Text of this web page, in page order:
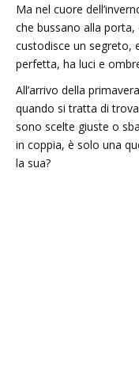
Ma nel cuore
che bussano alla
custodisce un segreto,
perfetta, ha luci e
All’arrivo della
quando si tratta di
sono scelte giuste o
in coppia, è solo una
la sua?